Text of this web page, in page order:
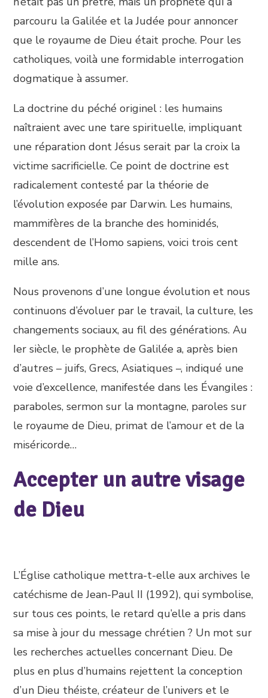
parcouru la Galilée et la Judée pour annoncer
que le royaume de Dieu était proche. Pour les
catholiques, voilà une formidable interrogation
dogmatique à assumer.
La doctrine du péché originel : les humains
naîtraient avec une tare spirituelle, impliquant
une réparation dont Jésus serait par la croix la
victime sacrificielle. Ce point de doctrine est
radicalement contesté par la théorie de
l’évolution exposée par Darwin. Les humains,
mammifères de la branche des hominidés,
descendent de l’Homo sapiens, voici trois cent
mille ans.
Nous provenons d’une longue évolution et nous
continuons d’évoluer par le travail, la culture, les
changements sociaux, au fil des générations. Au
Ier siècle, le prophète de Galilée a, après bien
d’autres – juifs, Grecs, Asiatiques –, indiqué une
voie d’excellence, manifestée dans les Évangiles :
paraboles, sermon sur la montagne, paroles sur
le royaume de Dieu, primat de l’amour et de la
miséricorde…
Accepter un autre visage
de Dieu
L’Église catholique mettra-t-elle aux archives le
catéchisme de Jean-Paul II (1992), qui symbolise,
sur tous ces points, le retard qu’elle a pris dans
sa mise à jour du message chrétien ? Un mot sur
les recherches actuelles concernant Dieu. De
plus en plus d’humains rejettent la conception
d’un Dieu théiste, créateur de l’univers et le